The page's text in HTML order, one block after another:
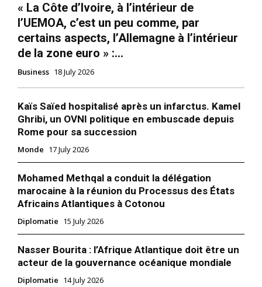
« La Côte d’Ivoire, à l’intérieur de
l’UEMOA, c’est un peu comme, par
certains aspects, l’Allemagne à l’intérieur
de la zone euro » :...
Business 18 July 2026
Kaïs Saïed hospitalisé après un infarctus. Kamel
Ghribi, un OVNI politique en embuscade depuis
Rome pour sa succession
Monde 17 July 2026
Mohamed Methqal a conduit la délégation
marocaine à la réunion du Processus des États
Africains Atlantiques à Cotonou
Diplomatie 15 July 2026
Nasser Bourita : l’Afrique Atlantique doit être un
acteur de la gouvernance océanique mondiale
Diplomatie 14 July 2026